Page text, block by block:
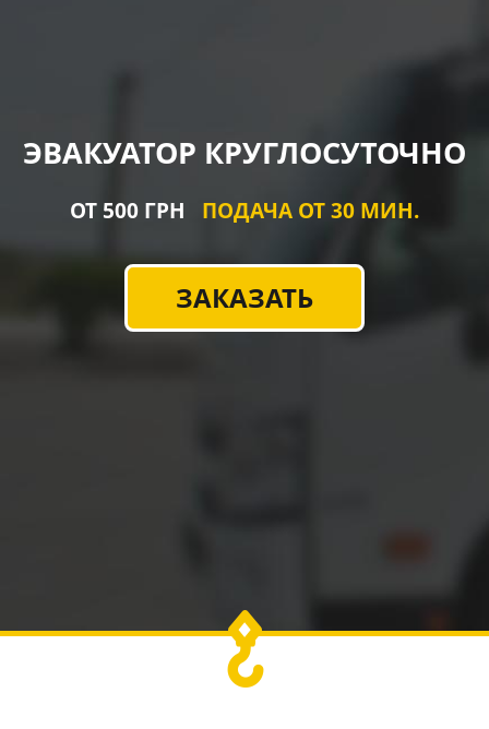
ЭВАКУАТОР КРУГЛОСУТОЧНО
ОТ 500 ГРН ПОДАЧА ОТ 30 МИН.
ЗАКАЗАТЬ